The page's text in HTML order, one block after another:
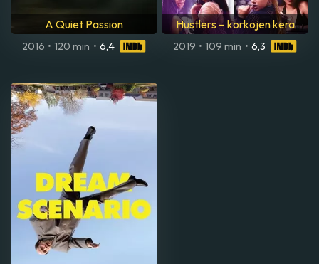
A Quiet Passion
2016 • 120 min • 6,4
Hustlers – korkojen kera
2019 • 109 min • 6,3